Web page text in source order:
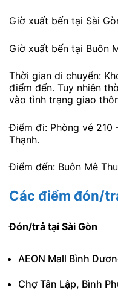
Giờ xuất bến tại Sài
Giờ xuất bến tại Buôn
Thời gian di chuyển:
điểm đến. Tuy nhiên
vào tình trạng giao
Điểm đi: Phòng vé 210
Thạnh.
Điểm đến: Buôn Mê
Các điểm đón/
Đón/trả tại Sài Gòn
AEON Mall Bình
Chợ Tân Lập, Bình